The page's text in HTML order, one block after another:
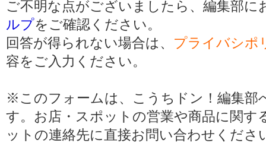
ご不明な点がございましたら、編集部
ルプをご確認ください。
回答が得られない場合は、 プライバシポ
容をご入力ください。
※このフォームは、こうちドン！編集部
す。お店・スポットの営業や商品に関す
ットの連絡先に直接お問い合わせくださ